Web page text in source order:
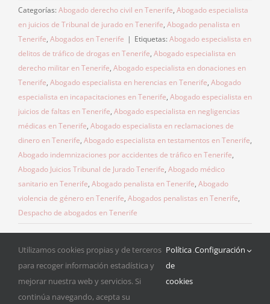
Categorías: Abogado derecho civil en Tenerife, Abogado especialista
en juicios de Tribunal de jurado en Tenerife, Abogado penalista en
Tenerife, Abogados en Tenerife | Etiquetas: Abogado especialista en
delitos de tráfico de drogas en Tenerife, Abogado especialista en
derecho militar en Tenerife, Abogado especialista en donaciones en
Tenerife, Abogado especialista en herencias en Tenerife, Abogado
especialista en incapacitaciones en Tenerife, Abogado especialista en
juicios de faltas en Tenerife, Abogado especialista en negligencias
médicas en Tenerife, Abogado especialista en reclamaciones de
dinero en Tenerife, Abogado especialista en testamentos en Tenerife,
Abogado indemnizaciones por accidentes de tráfico en Tenerife,
Abogado Juicios Tribunal de Jurado Tenerife, Abogado médico
sanitario en Tenerife, Abogado penalista en Tenerife, Abogado
violencia de género en Tenerife, Abogados penalistas en Tenerife,
Despacho de abogados en Tenerife
Utilizamos cookies propias y de terceros
para recoger información estadística y
mejorar nuestra web y servicios. Si
continúa navegando, acepta su
Política
de
cookies
.Configuración